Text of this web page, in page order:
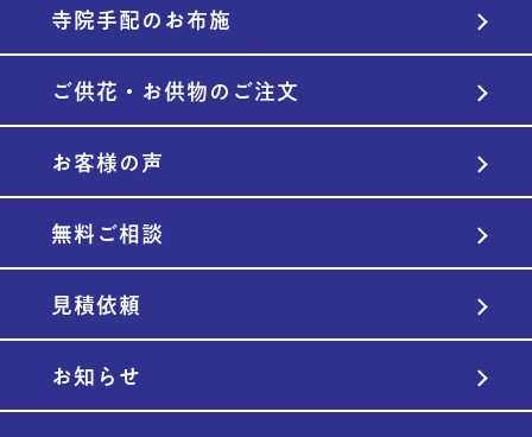
寺院手配のお布施
ご供花・お供物のご注文
お客様の声
無料ご相談
見積依頼
お知らせ